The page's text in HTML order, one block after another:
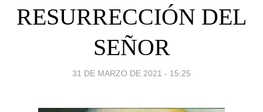
RESURRECCIÓN DEL
SEÑOR
31 DE MARZO DE 2021 - 15:25